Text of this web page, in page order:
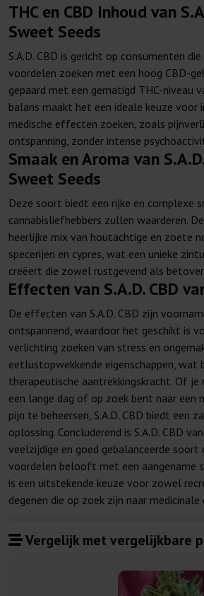
THC en CBD Inhoud van
Sweet Seeds
S.A.D. CBD is gericht op consumenten
voordelen zoeken met een hoog CBD-
gepaard met een gematigd THC-niveau
balans maakt het een ideale keuze voor
medische effecten zoeken, zoals
ontspanning, zonder intense
Smaak en Aroma van
Sweet Seeds
Deze soort biedt een rijke en complexe
cannabisliefhebbers zullen waarderen.
heerlijke mix van houtachtige en zoete
specerijen en cypres, wat een unieke
creëert die zowel rustgevend als
Effecten van S.A.D. CBD
De effecten van S.A.D. CBD zijn
ontspannend, waardoor het geschikt is
verlichting zoeken van stress en
eetlustopwekkende eigenschappen, wat
therapeutische aantrekkingskracht. Of
een lange dag of op zoek bent naar een
pijn te beheersen, S.A.D. CBD biedt een
oplossing. Concluderend is S.A.D. CBD
veelzijdige en goed gebalanceerde soort
voordelen belooft met een aangename
is een uitstekende keuze voor zowel
degenen die op zoek zijn naar medicinale
Vergelijk met vergelijkbare